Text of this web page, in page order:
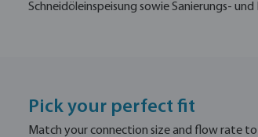
Schneidöleinspeisung sowie Sanierungs-
Pick your perfect fit
Match your connection size and flow rate to